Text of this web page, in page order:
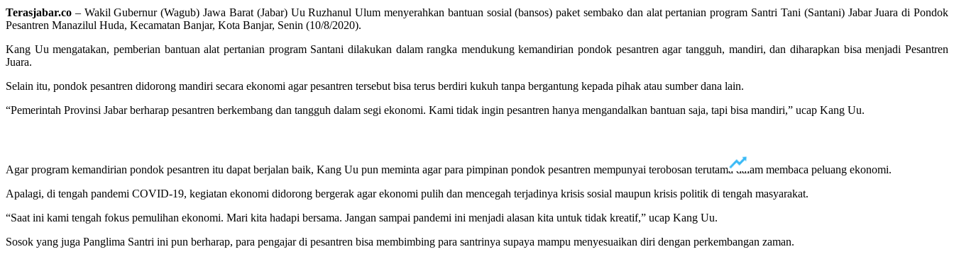
Terasjabar.co – Wakil Gubernur (Wagub) Jawa Barat (Jabar) Uu Ruzhanul Ulum menyerahkan bantuan sosial (bansos) paket sembako dan alat pertanian program Santri Tani (Santani) Jabar Juara di Pondok
Pesantren Manazilul Huda, Kecamatan Banjar, Kota Banjar, Senin (10/8/2020).
Kang Uu mengatakan, pemberian bantuan alat pertanian program Santani dilakukan dalam rangka mendukung kemandirian pondok pesantren agar tangguh, mandiri, dan diharapkan bisa menjadi Pesantren
Juara.
Selain itu, pondok pesantren didorong mandiri secara ekonomi agar pesantren tersebut bisa terus berdiri kukuh tanpa bergantung kepada pihak atau sumber dana lain.
“Pemerintah Provinsi Jabar berharap pesantren berkembang dan tangguh dalam segi ekonomi. Kami tidak ingin pesantren hanya mengandalkan bantuan saja, tapi bisa mandiri,” ucap Kang Uu.
Agar program kemandirian pondok pesantren itu dapat berjalan baik, Kang Uu pun meminta agar para pimpinan pondok pesantren mempunyai terobosan terutama dalam membaca peluang ekonomi.
Apalagi, di tengah pandemi COVID-19, kegiatan ekonomi didorong bergerak agar ekonomi pulih dan mencegah terjadinya krisis sosial maupun krisis politik di tengah masyarakat.
“Saat ini kami tengah fokus pemulihan ekonomi. Mari kita hadapi bersama. Jangan sampai pandemi ini menjadi alasan kita untuk tidak kreatif,” ucap Kang Uu.
Sosok yang juga Panglima Santri ini pun berharap, para pengajar di pesantren bisa membimbing para santrinya supaya mampu menyesuaikan diri dengan perkembangan zaman.